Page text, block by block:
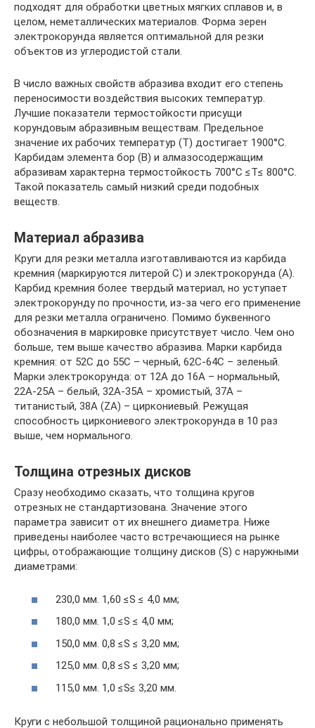
подходят для обработки цветных мягких сплавов и, в
целом, неметаллических материалов. Форма зерен
электрокорунда является оптимальной для резки
объектов из углеродистой стали.
В число важных свойств абразива входит его степень
переносимости воздействия высоких температур.
Лучшие показатели термостойкости присущи
корундовым абразивным веществам. Предельное
значение их рабочих температур (Т) достигает 1900°С.
Карбидам элемента бор (В) и алмазосодержащим
абразивам характерна термостойкость 700°С ≤Т≤ 800°С.
Такой показатель самый низкий среди подобных
веществ.
Материал абразива
Круги для резки металла изготавливаются из карбида
кремния (маркируются литерой C) и электрокорунда (A).
Карбид кремния более твердый материал, но уступает
электрокорунду по прочности, из-за чего его применение
для резки металла ограничено. Помимо буквенного
обозначения в маркировке присутствует число. Чем оно
больше, тем выше качество абразива. Марки карбида
кремния: от 52С до 55С – черный, 62С-64С – зеленый.
Марки электрокорунда: от 12A до 16A – нормальный,
22A-25A – белый, 32A-35A – хромистый, 37A –
титанистый, 38A (ZA) – циркониевый. Режущая
способность циркониевого электрокорунда в 10 раз
выше, чем нормального.
Толщина отрезных дисков
Сразу необходимо сказать, что толщина кругов
отрезных не стандартизована. Значение этого
параметра зависит от их внешнего диаметра. Ниже
приведены наиболее часто встречающиеся на рынке
цифры, отображающие толщину дисков (S) с наружными
диаметрами:
230,0 мм. 1,60 ≤S ≤ 4,0 мм;
180,0 мм. 1,0 ≤S ≤ 4,0 мм;
150,0 мм. 0,8 ≤S ≤ 3,20 мм;
125,0 мм. 0,8 ≤S ≤ 3,20 мм;
115,0 мм. 1,0 ≤S≤ 3,20 мм.
Круги с небольшой толщиной рационально применять